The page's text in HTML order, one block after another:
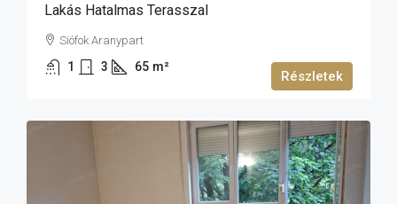
Lakás Hatalmas Terasszal
Siófok Aranypart
1 3 65 m²
Részletek